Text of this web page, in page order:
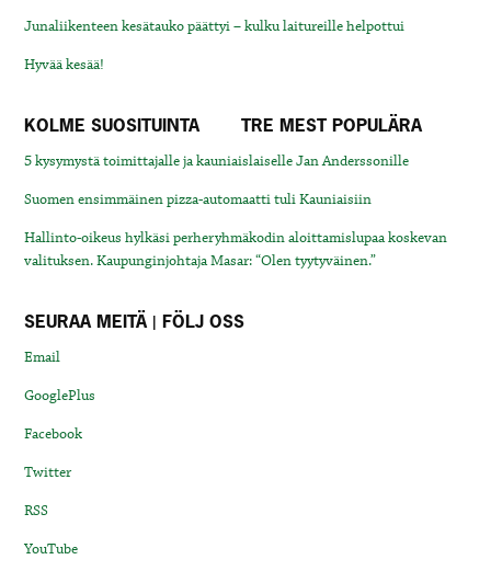
Junaliikenteen kesätauko päättyi – kulku laitureille helpottui
Hyvää kesää!
KOLME SUOSITUINTA TRE MEST POPULÄRA
5 kysymystä toimittajalle ja kauniaislaiselle Jan Anderssonille
Suomen ensimmäinen pizza-automaatti tuli Kauniaisiin
Hallinto-oikeus hylkäsi perheryhmäkodin aloittamislupaa koskevan
valituksen. Kaupunginjohtaja Masar: “Olen tyytyväinen.”
SEURAA MEITÄ | FÖLJ OSS
Email
GooglePlus
Facebook
Twitter
RSS
YouTube